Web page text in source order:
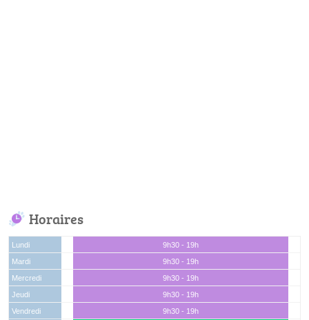
Horaires
Lundi
9h30 - 19h
Mardi
9h30 - 19h
Mercredi
9h30 - 19h
Jeudi
9h30 - 19h
Vendredi
9h30 - 19h